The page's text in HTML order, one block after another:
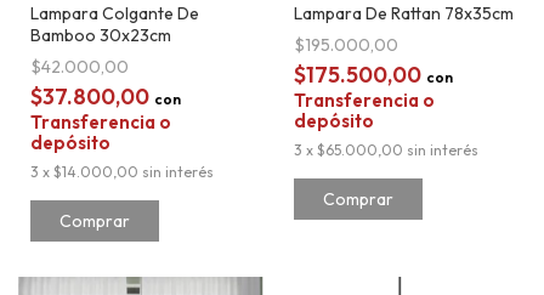
Lampara Colgante De
Bamboo 30x23cm
$42.000,00
$37.800,00 con
Transferencia o
depósito
3 x $14.000,00 sin interés
Lampara De Rattan 78x35cm
$195.000,00
$175.500,00 con
Transferencia o
depósito
3 x $65.000,00 sin interés